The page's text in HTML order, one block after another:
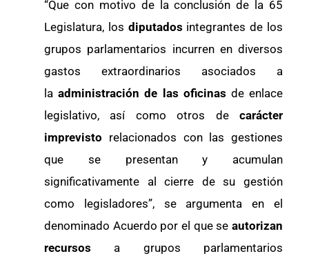
“Que con motivo de la conclusión de la 65
Legislatura, los diputados integrantes de los
grupos parlamentarios incurren en diversos
gastos extraordinarios asociados a
laadministración de las oficinas de enlace
legislativo, así como otros decarácter
imprevisto relacionados con las gestiones
que se presentan y acumulan
significativamente al cierre de su gestión
como legisladores”, se argumenta en el
denominado Acuerdo por el que se autorizan
recursos a grupos parlamentarios